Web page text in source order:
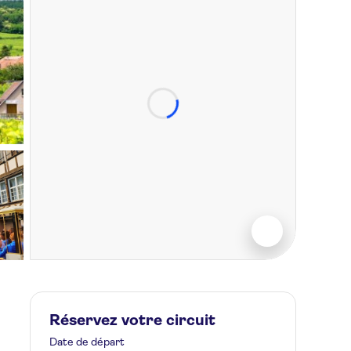
Réservez votre circuit
Date de départ